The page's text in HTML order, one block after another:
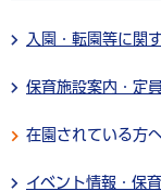
入園・転園等に関
保育施設案内・定
在園されている方
イベント情報・保